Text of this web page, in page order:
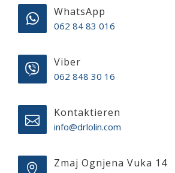
WhatsApp
062 84 83 016
Viber
062 848 30 16
Kontaktieren
info@drlolin.com
Zmaj Ognjena Vuka 14